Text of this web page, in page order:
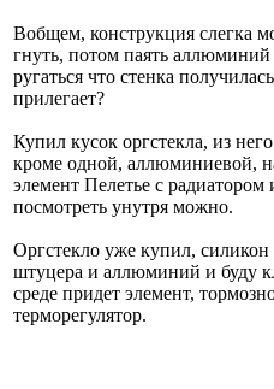
Вобщем, конструкция слегка
гнуть, потом паять
ругаться что стенка
прилегает?
Купил кусок оргстекла, из
кроме одной, аллюминиевой,
элемент Пелетье с
посмотреть унутря можно.
Оргстекло уже купил,
штуцера и аллюминий и буду
среде придет элемент,
терморегулятор.